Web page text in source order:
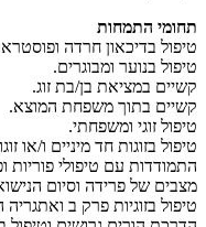
תחומי התמחות
טיפול בדיכאון חרדה
טיפול בנוער ומבוגרים.
קשיים במציאת בן/בת זוג.
קשיים בתוך משפחת המוצא.
טיפול זוגי ומשפחתי.
טיפול בזוגות חד מיניים ו/
התמודדות עם טיפולי פוריות
מצבים של פרידה וסיום
טיפול בזוגיות פרק ב ואתגריה